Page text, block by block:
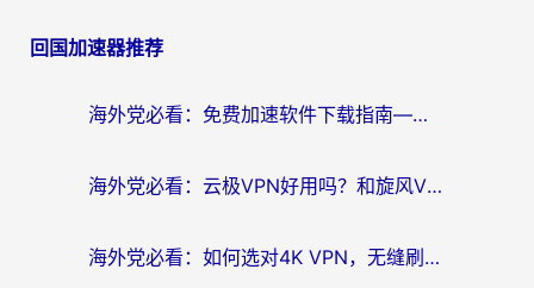
回国加速器推荐
海外党必看：免费加速软件下载指南——无缝访问国内资源的正确打开方式
海外党必看：云极VPN好用吗？和旋风VPN对比哪个回国效果更好？附真实体验+选择攻略
海外党必看：如何选对4K VPN，无缝刷国内剧听网易云？